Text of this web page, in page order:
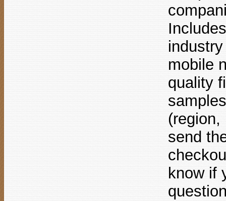
mobile
quality
(region,
send
know if